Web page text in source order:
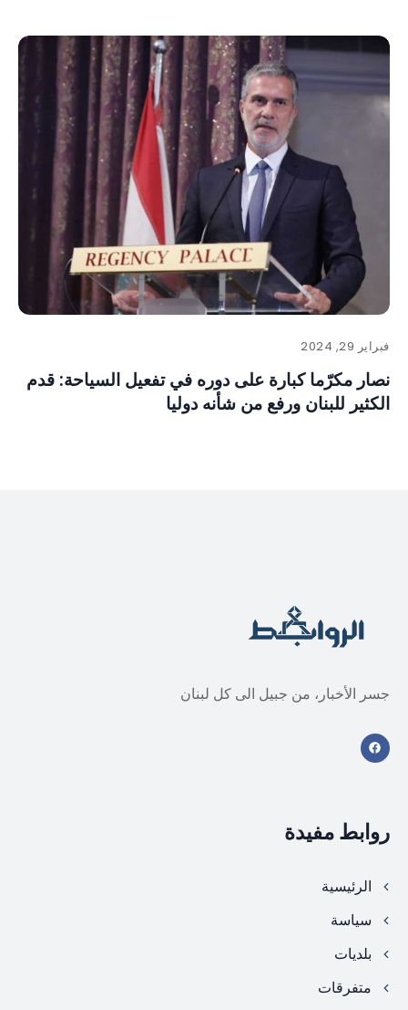
فبراير 29, 2024
نصار مكرّما كبارة على دوره في تفعيل السياحة: قدم
الكثير للبنان ورفع من شأنه دوليا
جسر الأخبار، من جبيل الى كل لبنان
روابط مفيدة
الرئيسية
سياسة
بلديات
متفرقات